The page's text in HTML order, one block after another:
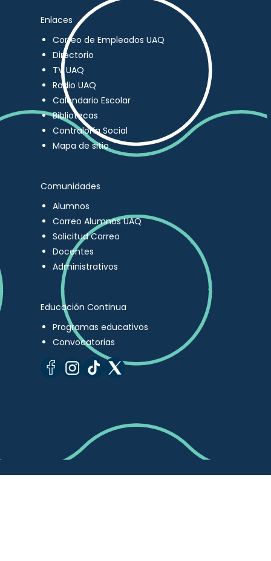
Enlaces
Correo de Empleados UAQ
Directorio
TV UAQ
Radio UAQ
Calendario Escolar
Bibliotecas
Contraloría Social
Mapa de sitio
Comunidades
Alumnos
Correo Alumnos UAQ
Solicitud Correo
Docentes
Administrativos
Educación Continua
Programas educativos
Convocatorias